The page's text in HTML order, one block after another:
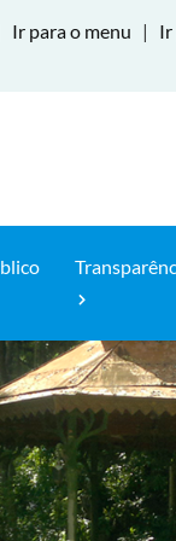
Ir para o menu |
Ir